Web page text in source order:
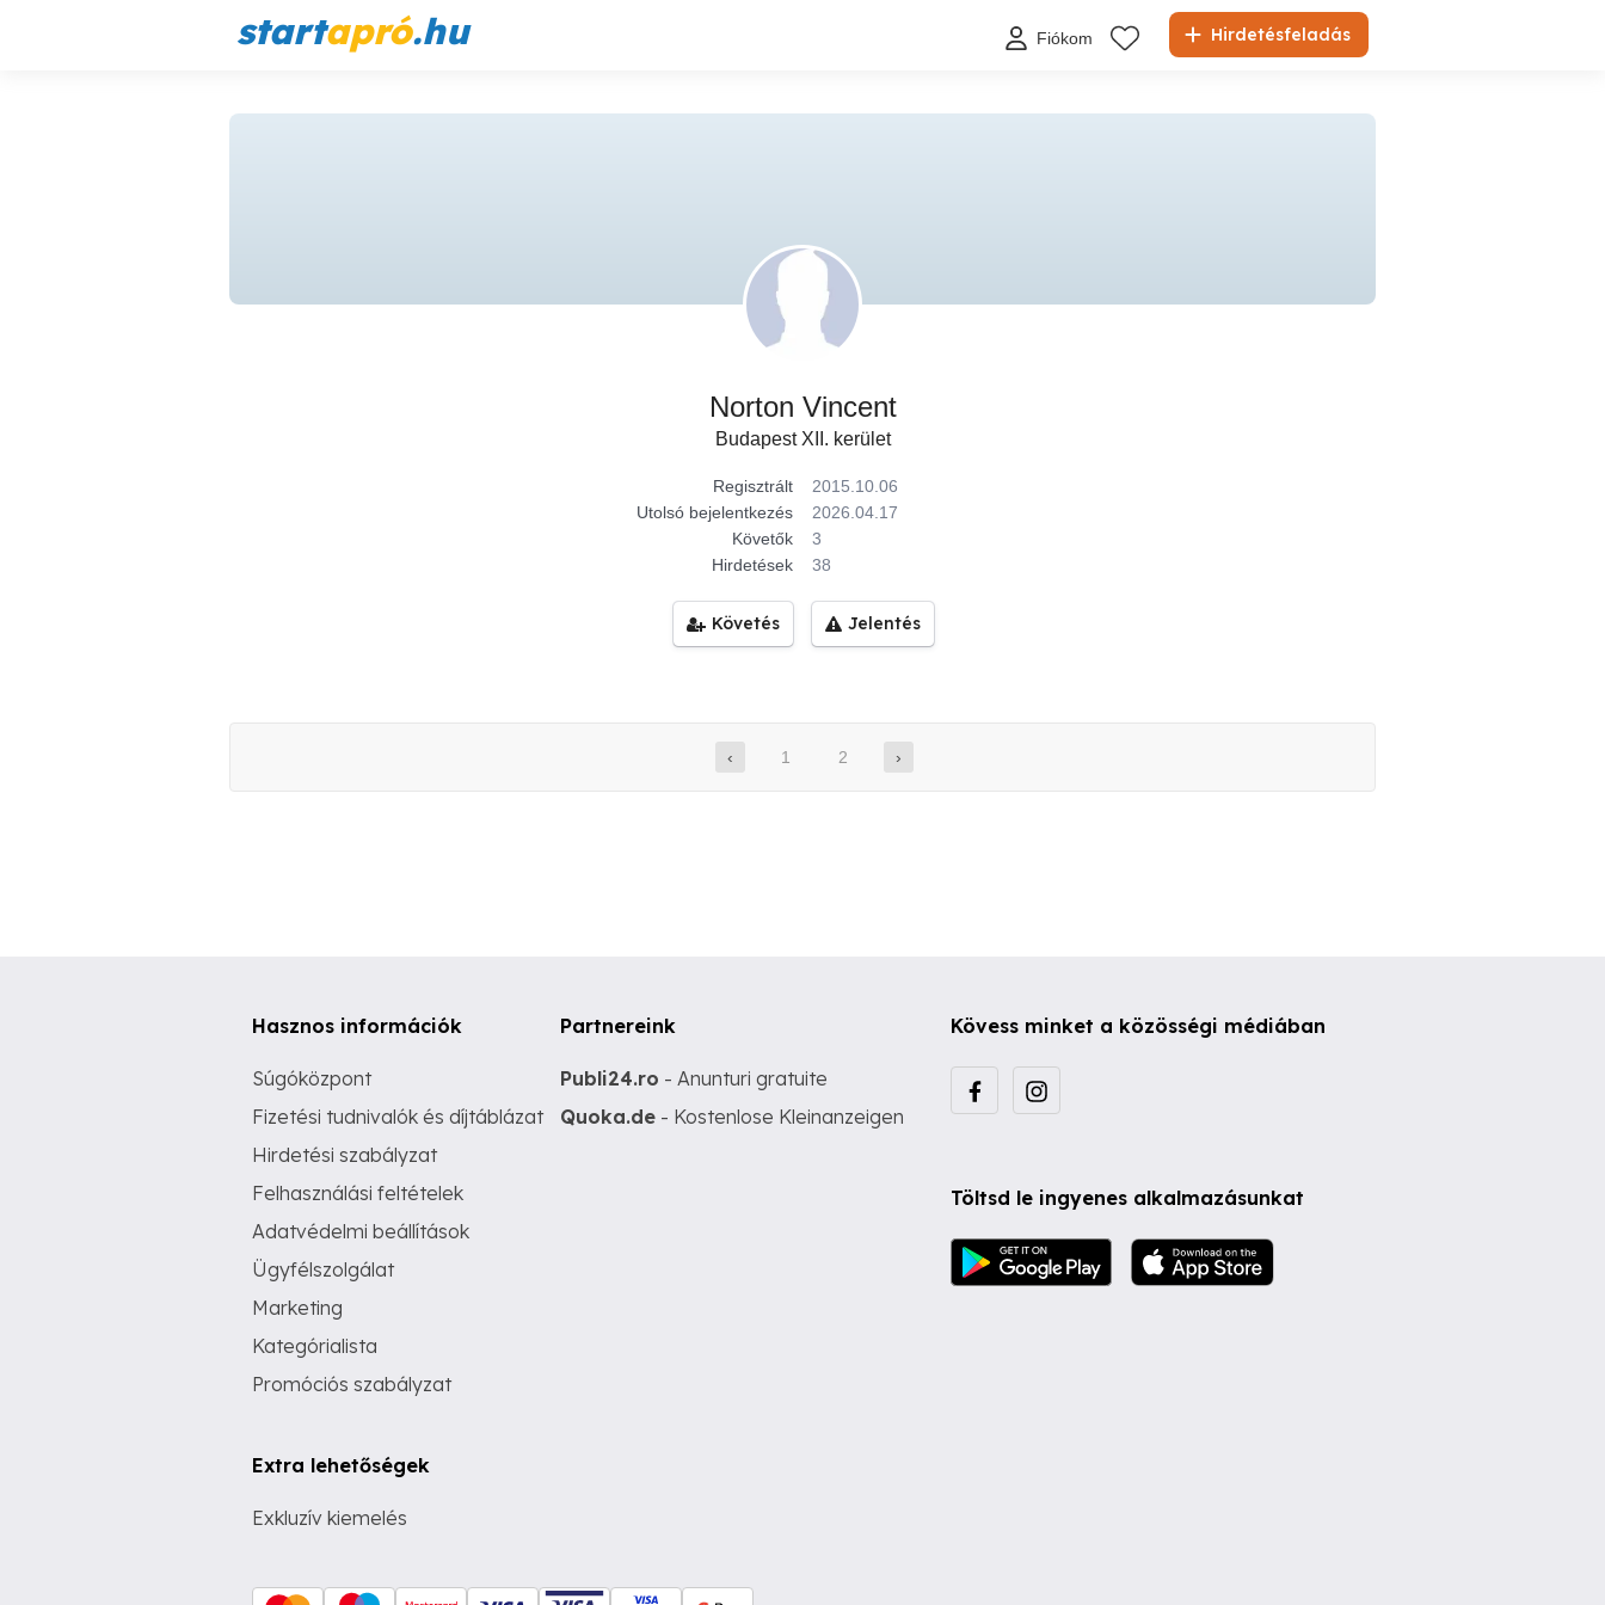
startapró.hu Hirdetésfeladás
Fiókom
Norton Vincent
Budapest XII. kerület
Regisztrált
2015.10.06
Utolsó bejelentkezés
2026.04.17
Követők
3
Hirdetések
38
Követés Jelentés
‹ 1 2 ›
Hasznos információk
Súgóközpont
Fizetési tudnivalók és díjtáblázat
Hirdetési szabályzat
Felhasználási feltételek
Adatvédelmi beállítások
Ügyfélszolgálat
Marketing
Kategórialista
Promóciós szabályzat
Extra lehetőségek
Exkluzív kiemelés
Partnereink
Publi24.ro - Anunturi gratuite
Quoka.de - Kostenlose Kleinanzeigen
Kövess minket a közösségi médiában
Töltsd le ingyenes alkalmazásunkat